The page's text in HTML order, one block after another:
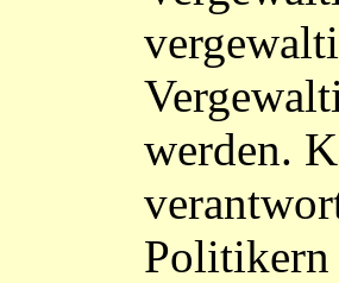
werden.
Politikern